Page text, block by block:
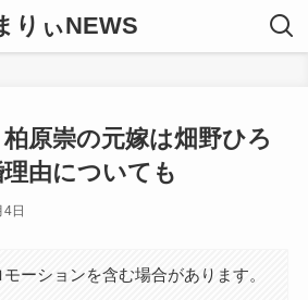
りぃNEWS
柏原崇の元嫁は畑野ひろ
由についても
日
ーションを含む場合があります。